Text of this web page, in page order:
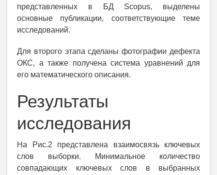
представленных в БД Scopus, выделены
основные публикации, соответствующие теме
исследований.
Для второго этапа сделаны фотографии дефекта
ОКС, а также получена система уравнений для
его математического описания.
Результаты
исследования
На Рис.2 представлена взаимосвязь ключевых
слов выборки. Минимальное количество
совпадающих ключевых слов в выбранных